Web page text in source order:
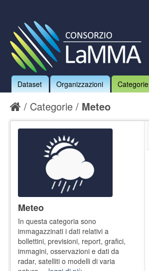
Dataset Organizzazioni Categorie
Categorie Meteo
Meteo
In questa categoria sono
immagazzinati i dati relativi a
bollettini, previsioni, report, grafici,
immagini, osservazioni e dati da
radar, satelliti o modelli di varia